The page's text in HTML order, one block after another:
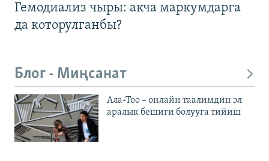
Гемодиализ чыры: акча маркумдарга
да которулганбы?
Блог - Миңсанат
Ала-Тоо – онлайн таалимдин эл
аралык бешиги болууга тийиш